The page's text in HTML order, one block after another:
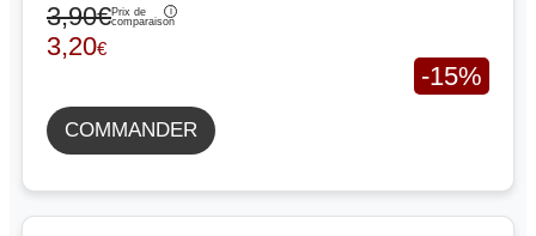
3,90€Prix de
comparaison
3,20€
-15%
COMMANDER